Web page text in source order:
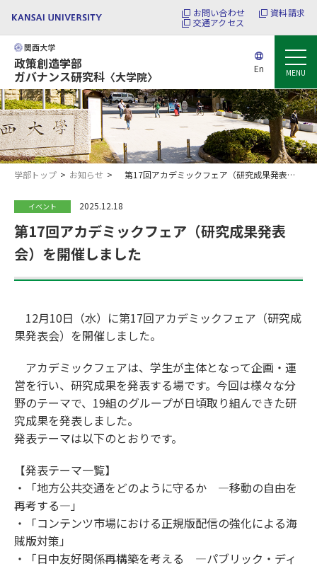
お問い合わせ
資料請求
交通アクセス
政策創造学部
ガバナンス研究科 〈大学院〉
En MENU
学部トップ お知らせ 第17回アカデミックフェア（研究成果発表会）を開催しました
イベント 2025.12.18
第17回アカデミックフェア（研究成果発表
会）を開催しました
12月10日（水）に第17回アカデミックフェア（研究成
果発表会）を開催しました。
アカデミックフェアは、学生が主体となって企画・運
営を行い、研究成果を発表する場です。今回は様々な分
野のテーマで、19組のグループが日頃取り組んできた研
究成果を発表しました。
発表テーマは以下のとおりです。
【発表テーマ一覧】
・「地方公共交通をどのように守るか ―移動の自由を
再考する―」
・「コンテンツ市場における正規版配信の強化による海
賊版対策」
・「日中友好関係再構築を考える ―パブリック・ディ